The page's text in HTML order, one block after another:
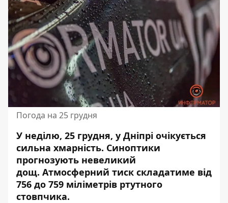
Погода на 25 грудня
У неділю, 25 грудня, у Дніпрі очікується
сильна хмарність. Синоптики
прогнозують невеликий
дощ. Атмосферний тиск складатиме від
756 до 759 міліметрів ртутного
стовпчика.